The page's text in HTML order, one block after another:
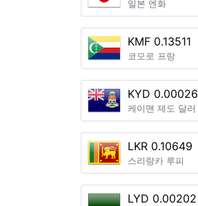
일본 엔화
KMF 0.13511
코모로 프랑
KYD 0.00026
케이맨 제도 달러
LKR 0.10649
스리랑카 루피
LYD 0.00202